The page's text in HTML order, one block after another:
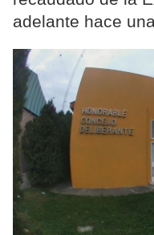
adelante hace